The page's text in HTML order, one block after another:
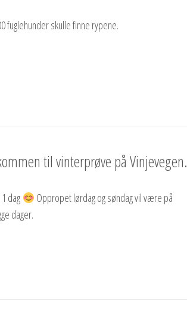
fuglehunder skulle finne rypene.
til vinterprøve på Vinjevegen.
dag
Oppropet lørdag og søndag vil være på
dager.